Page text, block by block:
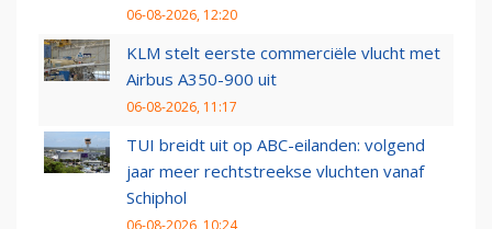
06-08-2026, 12:20
KLM stelt eerste commerciële vlucht met
Airbus A350-900 uit
06-08-2026, 11:17
TUI breidt uit op ABC-eilanden: volgend
jaar meer rechtstreekse vluchten vanaf
Schiphol
06-08-2026, 10:24